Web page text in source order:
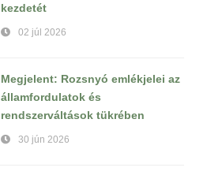
kezdetét
02 júl 2026
Megjelent: Rozsnyó emlékjelei az
államfordulatok és
rendszerváltások tükrében
30 jún 2026